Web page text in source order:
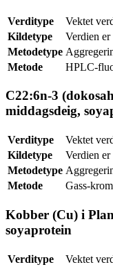
Verditype
Vektet
Kildetype
Verdien er
Metodetype
Metode
HPLC-
C22:6n-3
middagsdeig,
Verditype
Vektet
Kildetype
Verdien er
Metodetype
Metode
Gass-
Kobber (Cu) i
soyaprotein
Verditype
Vektet